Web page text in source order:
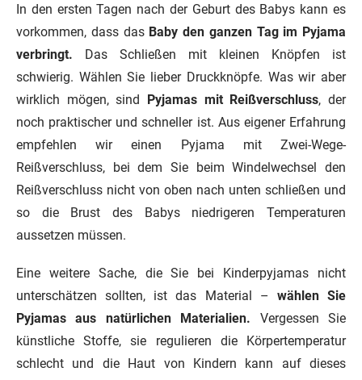
In den ersten Tagen nach der Geburt des Babys kann es
vorkommen, dass das Baby den ganzen Tag im Pyjama
verbringt. Das Schließen mit kleinen Knöpfen ist
schwierig. Wählen Sie lieber Druckknöpfe. Was wir aber
wirklich mögen, sind Pyjamas mit Reißverschluss, der
noch praktischer und schneller ist. Aus eigener Erfahrung
empfehlen wir einen Pyjama mit Zwei-Wege-
Reißverschluss, bei dem Sie beim Windelwechsel den
Reißverschluss nicht von oben nach unten schließen und
so die Brust des Babys niedrigeren Temperaturen
aussetzen müssen.
Eine weitere Sache, die Sie bei Kinderpyjamas nicht
unterschätzen sollten, ist das Material – wählen Sie
Pyjamas aus natürlichen Materialien. Vergessen Sie
künstliche Stoffe, sie regulieren die Körpertemperatur
schlecht und die Haut von Kindern kann auf dieses